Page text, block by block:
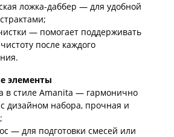
ложка-даббер — для удобной
— помогает поддерживать
после каждого
элементы
в стиле Amanita — гармонично
с дизайном набора, прочная и
— для подготовки смесей или